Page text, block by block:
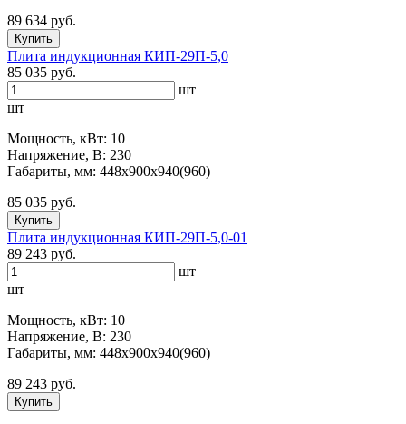
89 634 руб.
Купить
Плита индукционная КИП-29П-5,0
85 035 руб.
шт
шт
Мощность, кВт: 10
Напряжение, В: 230
Габариты, мм: 448х900х940(960)
85 035 руб.
Купить
Плита индукционная КИП-29П-5,0-01
89 243 руб.
шт
шт
Мощность, кВт: 10
Напряжение, В: 230
Габариты, мм: 448х900х940(960)
89 243 руб.
Купить